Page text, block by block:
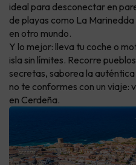
ideal para desconectar en
de playas como La
en otro mundo.
Y lo mejor: lleva tu coche o
isla sin límites. Recorre
secretas, saborea la
no te conformes con un viaje:
en Cerdeña.